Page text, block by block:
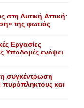
στη Δυτική Aττική:
της φωτιάς
Eργασίες
Yποδομές ενόψει
συγκέντρωση
πυρόπληκτους και